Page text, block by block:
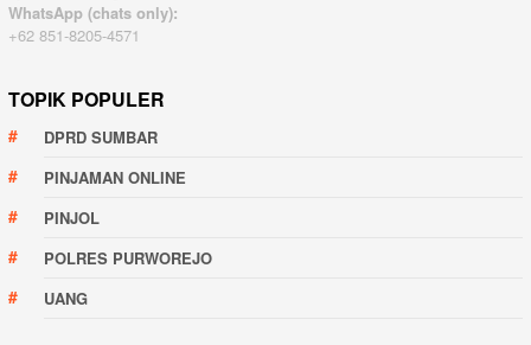
WhatsApp (chats only):
+62 851-8205-4571
TOPIK POPULER
DPRD SUMBAR
PINJAMAN ONLINE
PINJOL
POLRES PURWOREJO
UANG